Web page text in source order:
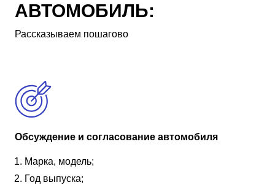
АВТОМОБИЛЬ:
Рассказываем пошагово
Обсуждение и согласование автомобиля
Марка, модель;
Год выпуска;